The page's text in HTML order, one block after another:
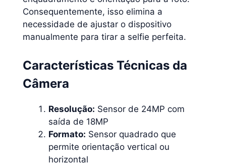
Consequentemente, isso elimina a
necessidade de ajustar o dispositivo
manualmente para tirar a selfie perfeita.
Características Técnicas da
Câmera
Resolução: Sensor de 24MP com
saída de 18MP
Formato: Sensor quadrado que
permite orientação vertical ou
horizontal